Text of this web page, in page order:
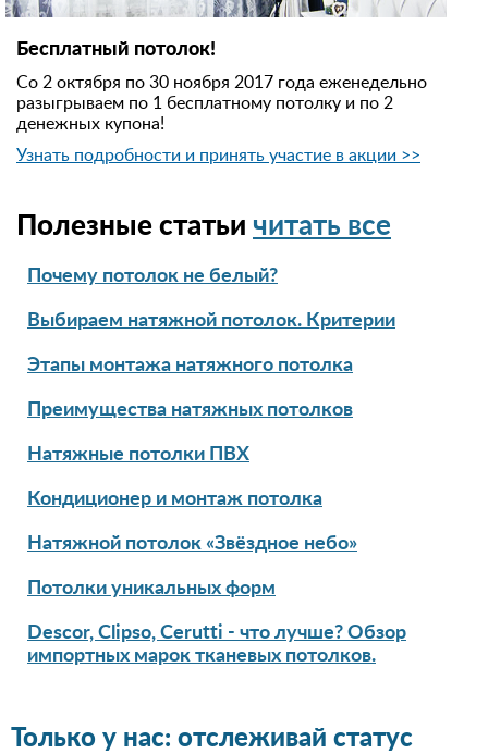
Бесплатный потолок!
Со 2 октября по 30 ноября 2017 года еженедельно
разыгрываем по 1 бесплатному потолку и по 2
денежных купона!
Узнать подробности и принять участие в акции >>
Полезные статьи читать все
Почему потолок не белый?
Выбираем натяжной потолок. Критерии
Этапы монтажа натяжного потолка
Преимущества натяжных потолков
Натяжные потолки ПВХ
Кондиционер и монтаж потолка
Натяжной потолок «Звёздное небо»
Потолки уникальных форм
Descor, Clipso, Cerutti - что лучше? Обзор
импортных марок тканевых потолков.
Только у нас: отслеживай статус